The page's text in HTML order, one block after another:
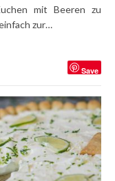
mit Beeren zu
zur…
Save